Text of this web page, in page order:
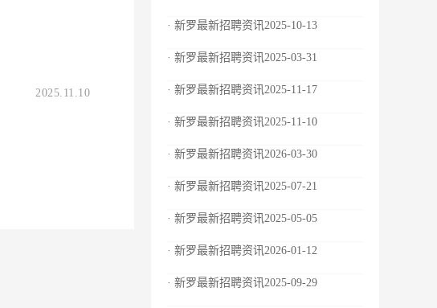
2025.11.10
· 新罗最新招聘资讯2025-10-13
· 新罗最新招聘资讯2025-03-31
· 新罗最新招聘资讯2025-11-17
· 新罗最新招聘资讯2025-11-10
· 新罗最新招聘资讯2026-03-30
· 新罗最新招聘资讯2025-07-21
· 新罗最新招聘资讯2025-05-05
· 新罗最新招聘资讯2026-01-12
· 新罗最新招聘资讯2025-09-29